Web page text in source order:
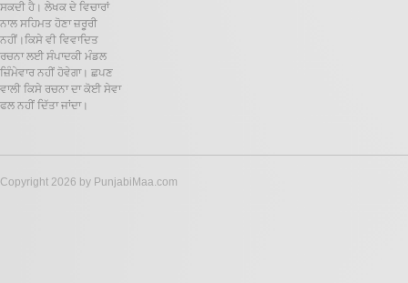
ਸਕਦੀ ਹੈ। ਲੇਖਕ ਦੇ ਵਿਚਾਰਾਂ
ਨਾਲ ਸਹਿਮਤ ਹੋਣਾ ਜ਼ਰੂਰੀ
ਨਹੀਂ।ਕਿਸੇ ਵੀ ਵਿਵਾਦਿਤ
ਰਚਨਾ ਲਈ ਸੰਪਾਦਕੀ ਮੰਡਲ
ਜ਼ਿੰਮੇਵਾਰ ਨਹੀਂ ਹੋਵੇਗਾ। ਛਪਣ
ਵਾਲੀ ਕਿਸੇ ਰਚਨਾ ਦਾ ਕੋਈ ਸੇਵਾ
ਫਲ ਨਹੀਂ ਦਿੱਤਾ ਜਾਂਦਾ।
Copyright 2026 by PunjabiMaa.com